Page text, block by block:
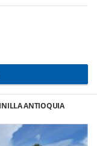
ANTIOQUIA